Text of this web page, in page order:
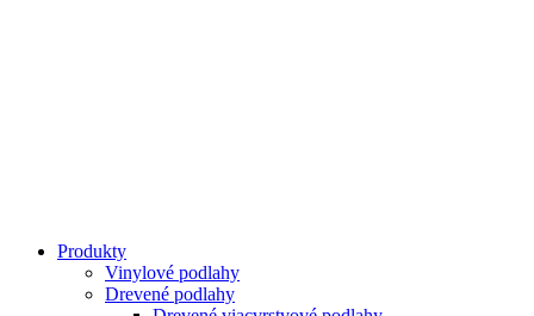
Produkty
Vinylové podlahy
Drevené podlahy